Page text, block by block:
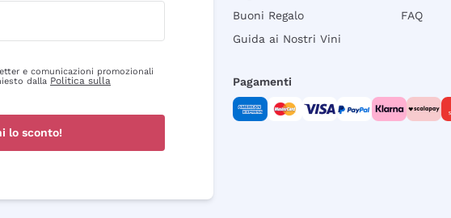
e comunicazioni promozionali
dalla Politica sulla
lo sconto!
Buoni Regalo
Guida ai Nostri Vini
FAQ
Pagamenti